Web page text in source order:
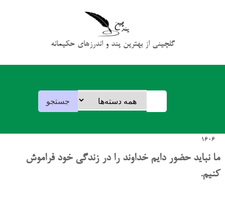
گلچینی از بهترین پند و اندرزهای حکیمانه
1606
ما نباید حضور دایم خداوند را در زندگی خود فراموش
کنیم.